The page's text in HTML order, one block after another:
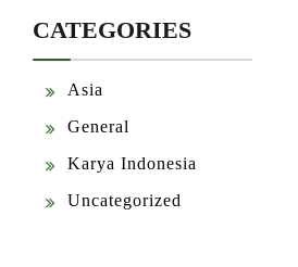
CATEGORIES
Asia
General
Karya Indonesia
Uncategorized